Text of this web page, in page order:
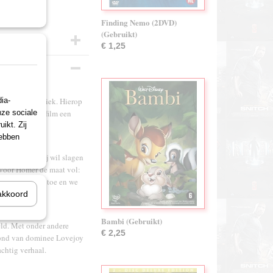
slechte kritiek. Hierop
van de film een
leren als hij wil slagen
Homer de maat vol:
uiteindelijk toe en we
Met onder andere
van dominee Lovejoy
verhaal.
Finding Nemo (2DVD)
(Gebruikt)
€ 1,25
Bambi (Gebruikt)
€ 2,25
sociale
Zij